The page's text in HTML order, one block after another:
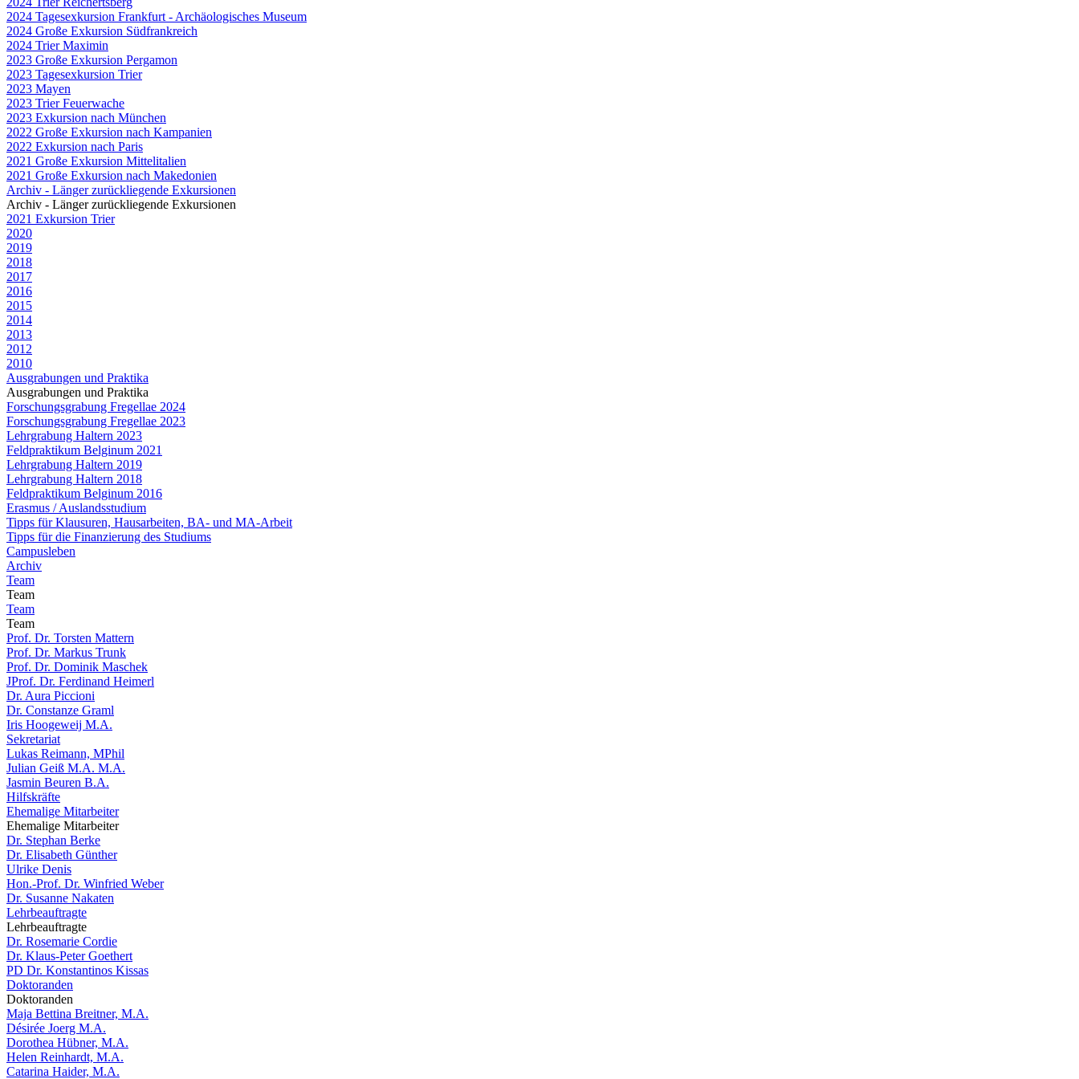
2024 Tagesexkursion Frankfurt - Archäologisches Museum
2024 Große Exkursion Südfrankreich
2024 Trier Maximin
2023 Große Exkursion Pergamon
2023 Tagesexkursion Trier
2023 Mayen
2023 Trier Feuerwache
2023 Exkursion nach München
2022 Große Exkursion nach Kampanien
2022 Exkursion nach Paris
2021 Große Exkursion Mittelitalien
2021 Große Exkursion nach Makedonien
Archiv - Länger zurückliegende Exkursionen
Archiv - Länger zurückliegende Exkursionen
2021 Exkursion Trier
2020
2019
2018
2017
2016
2015
2014
2013
2012
2010
Ausgrabungen und Praktika
Ausgrabungen und Praktika
Forschungsgrabung Fregellae 2024
Forschungsgrabung Fregellae 2023
Lehrgrabung Haltern 2023
Feldpraktikum Belginum 2021
Lehrgrabung Haltern 2019
Lehrgrabung Haltern 2018
Feldpraktikum Belginum 2016
Erasmus / Auslandsstudium
Tipps für Klausuren, Hausarbeiten, BA- und MA-Arbeit
Tipps für die Finanzierung des Studiums
Campusleben
Archiv
Team
Team
Team
Team
Prof. Dr. Torsten Mattern
Prof. Dr. Markus Trunk
Prof. Dr. Dominik Maschek
JProf. Dr. Ferdinand Heimerl
Dr. Aura Piccioni
Dr. Constanze Graml
Iris Hoogeweij M.A.
Sekretariat
Lukas Reimann, MPhil
Julian Geiß M.A. M.A.
Jasmin Beuren B.A.
Hilfskräfte
Ehemalige Mitarbeiter
Ehemalige Mitarbeiter
Dr. Stephan Berke
Dr. Elisabeth Günther
Ulrike Denis
Hon.-Prof. Dr. Winfried Weber
Dr. Susanne Nakaten
Lehrbeauftragte
Lehrbeauftragte
Dr. Rosemarie Cordie
Dr. Klaus-Peter Goethert
PD Dr. Konstantinos Kissas
Doktoranden
Doktoranden
Maja Bettina Breitner, M.A.
Désirée Joerg M.A.
Dorothea Hübner, M.A.
Helen Reinhardt, M.A.
Catarina Haider, M.A.